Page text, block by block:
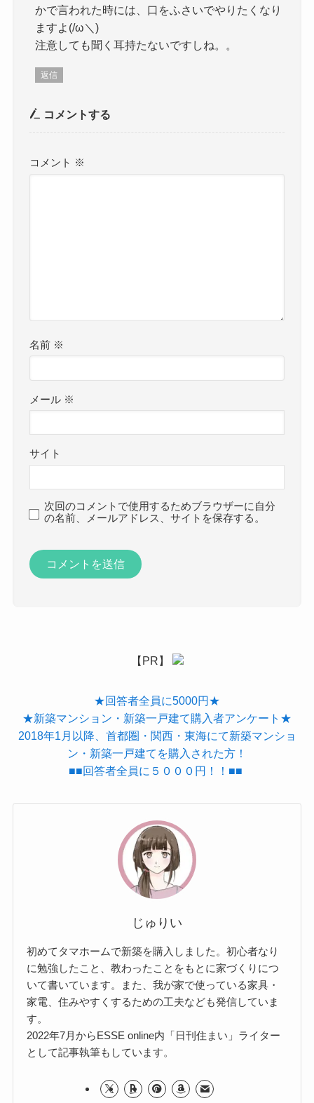
かで言われた時には、口をふさいでやりたくなり
ますよ(/ω＼)
注意しても聞く耳持たないですしね。。
返信
コメントする
コメント ※
名前 ※
メール ※
サイト
次回のコメントで使用するためブラウザーに自分
の名前、メールアドレス、サイトを保存する。
【PR】
★回答者全員に5000円★
★新築マンション・新築一戸建て購入者アンケート★
2018年1月以降、首都圏・関西・東海にて新築マンショ
ン・新築一戸建てを購入された方！
■■回答者全員に５０００円！！■■
じゅりい
初めてタマホームで新築を購入しました。初心者なり
に勉強したこと、教わったことをもとに家づくりにつ
いて書いています。また、我が家で使っている家具・
家電、住みやすくするための工夫なども発信していま
す。
2022年7月からESSE online内「日刊住まい」ライター
として記事執筆もしています。